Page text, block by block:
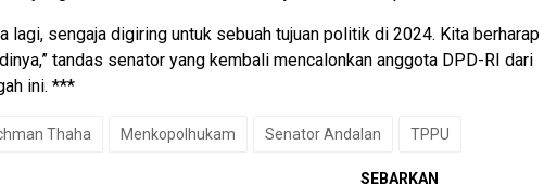
lagi, sengaja digiring untuk sebuah tujuan politik di 2024. Kita berharap
tandas senator yang kembali mencalonkan anggota DPD-RI dari
ini. ***
Thaha Menkopolhukam Senator Andalan TPPU
SEBARKAN